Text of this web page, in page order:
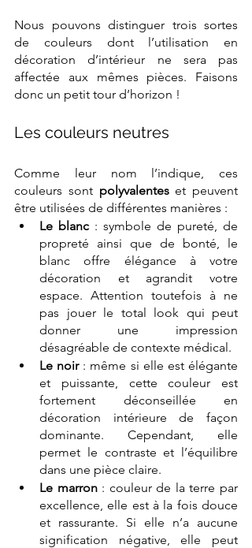
Nous pouvons distinguer trois sortes
de couleurs dont l’utilisation en
décoration d’intérieur ne sera pas
affectée aux mêmes pièces. Faisons
donc un petit tour d’horizon !
Les couleurs neutres
Comme leur nom l’indique, ces
couleurs sont polyvalentes et peuvent
être utilisées de différentes manières :
Le blanc : symbole de pureté, de
propreté ainsi que de bonté, le
blanc offre élégance à votre
décoration et agrandit votre
espace. Attention toutefois à ne
pas jouer le total look qui peut
donner une impression
désagréable de contexte médical.
Le noir : même si elle est élégante
et puissante, cette couleur est
fortement déconseillée en
décoration intérieure de façon
dominante. Cependant, elle
permet le contraste et l’équilibre
dans une pièce claire.
Le marron : couleur de la terre par
excellence, elle est à la fois douce
et rassurante. Si elle n’a aucune
signification négative, elle peut